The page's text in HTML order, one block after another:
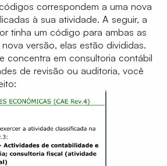
correspondem a uma nova
à sua atividade. A seguir, a
tinha um código para ambas as
versão, elas estão divididas.
concentra em consultoria contábil
de revisão ou auditoria, você